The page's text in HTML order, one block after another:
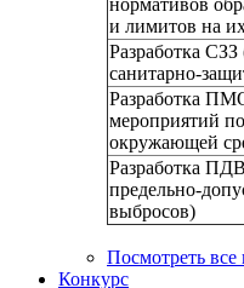
нормативов
и лимитов на
Разработка СЗЗ
санитарно-
Разработка
мероприятий
окружающей
Разработка
предельно-
выбросов)
Посмотреть
Конкурс